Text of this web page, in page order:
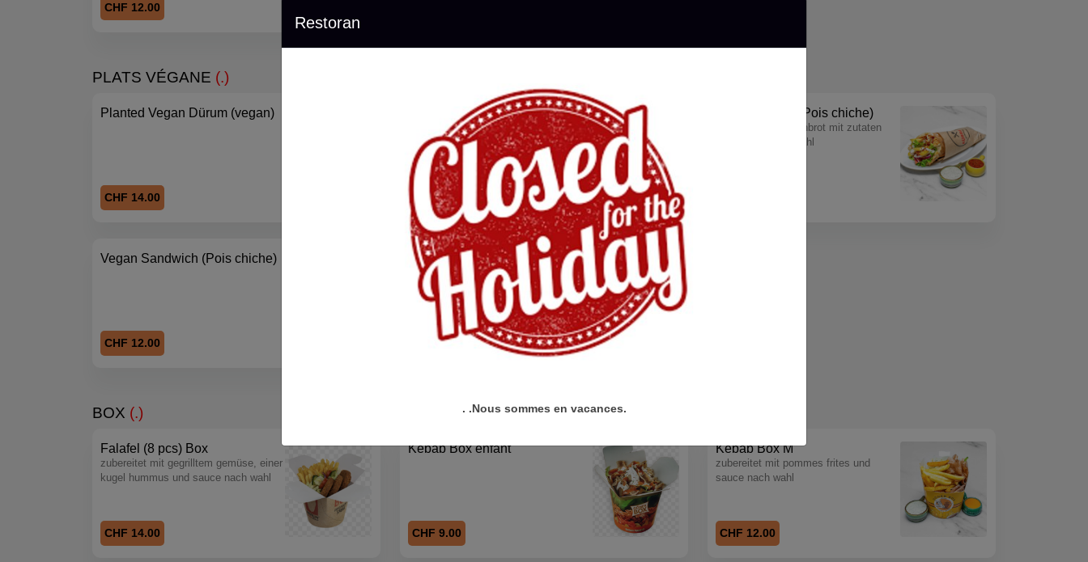
CHF 12.00
PLATS VÉGANE (.)
Planted Vegan Dürum (vegan)
CHF 14.00
Planted Vegan Kebab (vegan)
zubereitet im taschenbrot mit zutaten
und sauce nach wahl
CHF 14.00
Vegan Dürüm (Pois chiche)
zubereitet im fladenbrot mit zutaten
und sauce nach wahl
Vegan Sandwich (Pois chiche)
CHF 12.00
BOX (.)
Falafel (8 pcs) Box
zubereitet mit gegrilltem gemüse, einer
kugel hummus und sauce nach wahl
CHF 14.00
Kebab Box enfant
CHF 9.00
Kebab Box M
zubereitet mit pommes frites und
sauce nach wahl
CHF 12.00
Restoran
. .Nous sommes en vacances.